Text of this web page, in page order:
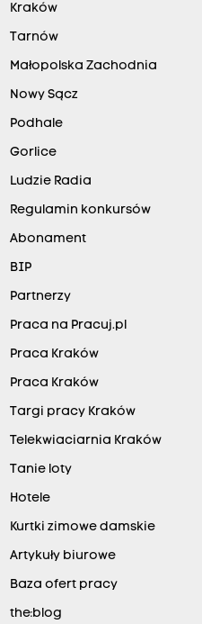
Kraków
Tarnów
Małopolska Zachodnia
Nowy Sącz
Podhale
Gorlice
Ludzie Radia
Regulamin konkursów
Abonament
BIP
Partnerzy
Praca na Pracuj.pl
Praca Kraków
Praca Kraków
Targi pracy Kraków
Telekwiaciarnia Kraków
Tanie loty
Hotele
Kurtki zimowe damskie
Artykuły biurowe
Baza ofert pracy
the:blog